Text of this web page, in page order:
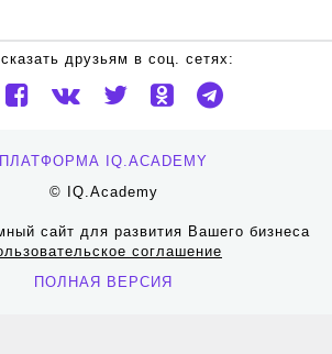
друзьям в соц. сетях:
ПЛАТФОРМА IQ.ACADEMY
© IQ.Academy
сайт для развития Вашего бизнеса
соглашение
ПОЛНАЯ ВЕРСИЯ